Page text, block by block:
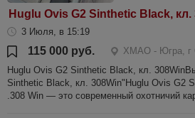
Huglu Ovis G2 Sinthetic Black, кл.
3 Июля, в 15:19
115 000 руб.
ХМАО - Югра, г
Huglu Ovis G2 Sinthetic Black, кл.
Sinthetic Black, кл. 308Win"Huglu Ovis G2
.308 Win — это современный охотничий